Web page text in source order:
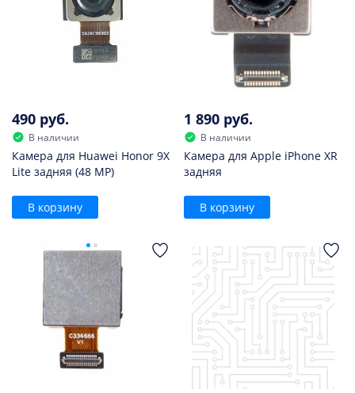
490 руб.
В наличии
Камера для Huawei Honor 9X
Lite задняя (48 MP)
В корзину
1 890 руб.
В наличии
Камера для Apple iPhone XR
задняя
В корзину